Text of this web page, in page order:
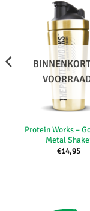
Protein Works –
Metal
€14,95